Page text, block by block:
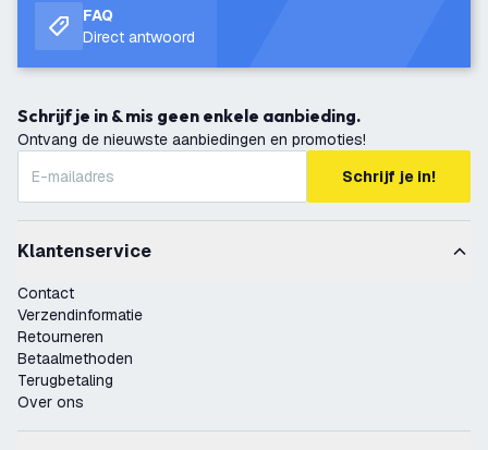
FAQ
Direct antwoord
Schrijf je in & mis geen enkele aanbieding.
Ontvang de nieuwste aanbiedingen en promoties!
Schrijf je in!
Klantenservice
Contact
Verzendinformatie
Retourneren
Betaalmethoden
Terugbetaling
Over ons